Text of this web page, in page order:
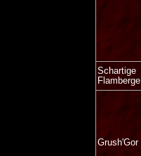
Schartige
Flamberge
Grush'Gor